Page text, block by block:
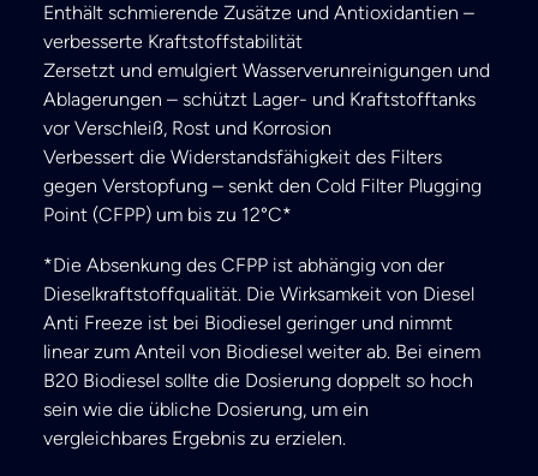
Enthält schmierende Zusätze und Antioxidantien –
verbesserte Kraftstoffstabilität
Zersetzt und emulgiert Wasserverunreinigungen und
Ablagerungen – schützt Lager- und Kraftstofftanks
vor Verschleiß, Rost und Korrosion
Verbessert die Widerstandsfähigkeit des Filters
gegen Verstopfung – senkt den Cold Filter Plugging
Point (CFPP) um bis zu 12°C*
*Die Absenkung des CFPP ist abhängig von der
Dieselkraftstoffqualität. Die Wirksamkeit von Diesel
Anti Freeze ist bei Biodiesel geringer und nimmt
linear zum Anteil von Biodiesel weiter ab. Bei einem
B20 Biodiesel sollte die Dosierung doppelt so hoch
sein wie die übliche Dosierung, um ein
vergleichbares Ergebnis zu erzielen.